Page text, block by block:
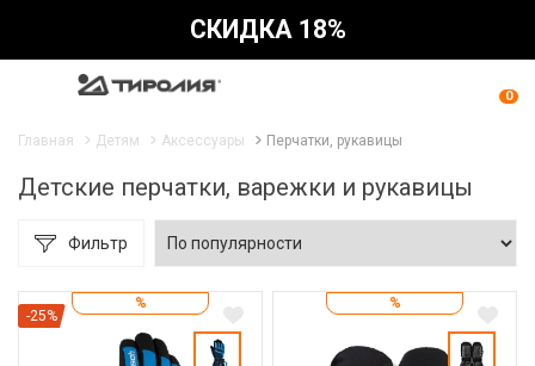
СКИДКА 18%
0
Главная Детям Аксессуары Перчатки, рукавицы
Детские перчатки, варежки и рукавицы
Фильтр
%
-25%
%